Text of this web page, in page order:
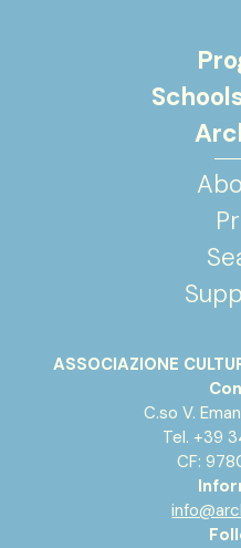
ASSOCIAZIONE
C.so V.
Tel. +39
CF: